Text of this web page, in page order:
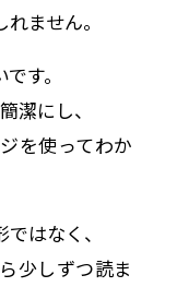
ません。
す。
潔にし、
を使ってわか
はなく、
少しずつ読ま